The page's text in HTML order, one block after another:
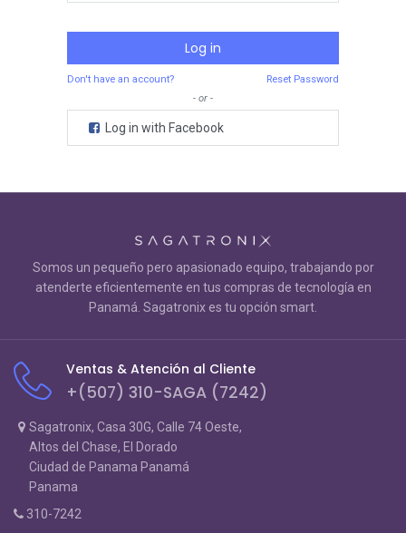
Log in
Don't have an account?
Reset Password
- or -
Log in with Facebook
Somos un pequeño pero apasionado equipo, trabajando por
atenderte eficientemente en tus compras de tecnología en
Panamá. Sagatronix es tu opción smart.
Ventas & Atención al Cliente
+(507) 310-SAGA (7242)
Sagatronix, Casa 30G, Calle 74 Oeste,
Altos del Chase, El Dorado
Ciudad de Panama Panamá
Panama
310-7242